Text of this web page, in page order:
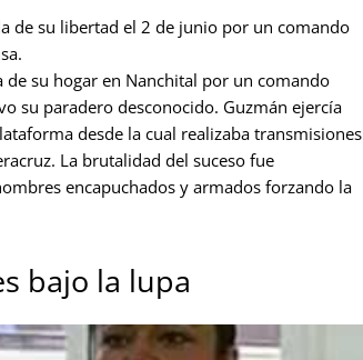
de su libertad el 2 de junio por un comando
su hogar en Nanchital por un comando
su paradero desconocido. Guzmán ejercía
desde la cual realizaba transmisiones
La brutalidad del suceso fue
encapuchados y armados forzando la
bajo la lupa